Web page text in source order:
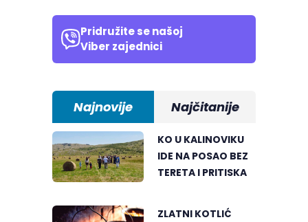
Pridružite se našoj
Viber zajednici
Najnovije Najčitanije
KO U KALINOVIKU
IDE NA POSAO BEZ
TERETA I PRITISKA
ZLATNI KOTLIĆ